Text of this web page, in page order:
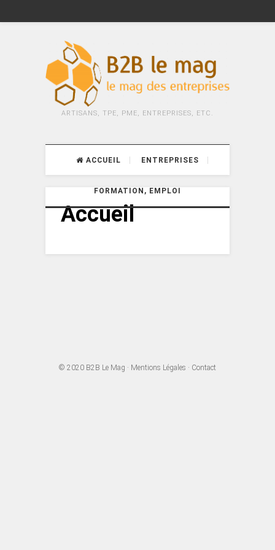
ARTISANS, TPE, PME, ENTREPRISES, ETC.
ACCUEIL ENTREPRISES
FORMATION, EMPLOI
Accueil
© 2020 B2B Le Mag · Mentions Légales · Contact